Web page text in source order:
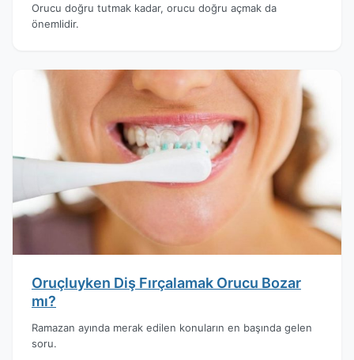
Orucu doğru tutmak kadar, orucu doğru açmak da
önemlidir.
Oruçluyken Diş Fırçalamak Orucu Bozar
mı?
Ramazan ayında merak edilen konuların en başında gelen
soru.